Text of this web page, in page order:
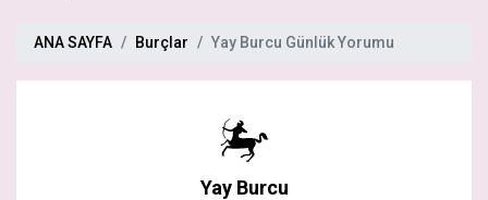
ANA SAYFA Burçlar Yay Burcu Günlük Yorumu
Yay Burcu